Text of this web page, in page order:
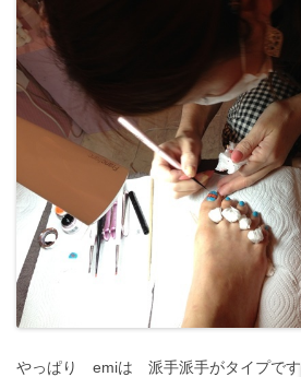
やっぱり emiは 派手派手がタイプです